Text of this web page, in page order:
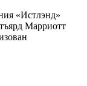
«Истлэнд»
Марриотт